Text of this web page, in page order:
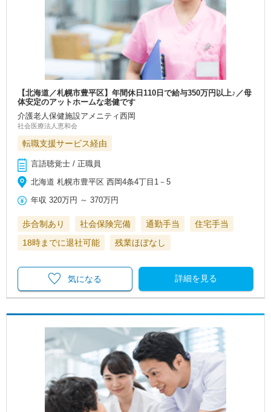
【北海道／札幌市豊平区】年間休日110日で給与350万円以上♪／母
体安定のアットホームな老健です
介護老人保健施設アメニティ西岡
社会医療法人恵和会
転職支援サービス経由
言語聴覚士 / 正職員
北海道 札幌市豊平区 西岡4条4丁目1－5
年収 320万円 ～370万円
歩合制あり 社会保険完備 通勤手当
住宅手当
18時までに退社可能
残業ほぼなし
詳細を見る
気になる